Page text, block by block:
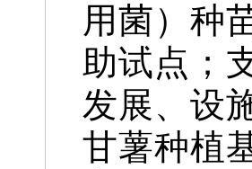
用菌）种
助试点；
发展、设
甘薯种植